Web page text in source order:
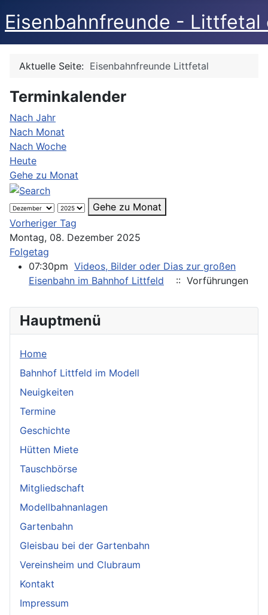
Eisenbahnfreunde - Littfetal
Aktuelle Seite: Eisenbahnfreunde Littfetal
Terminkalender
Nach Jahr
Nach Monat
Nach Woche
Heute
Gehe zu Monat
Gehe zu Monat
Vorheriger Tag
Montag, 08. Dezember 2025
Folgetag
07:30pm Videos, Bilder oder Dias zur großen
Eisenbahn im Bahnhof Littfeld
:: Vorführungen
Hauptmenü
Home
Bahnhof Littfeld im Modell
Neuigkeiten
Termine
Geschichte
Hütten Miete
Tauschbörse
Mitgliedschaft
Modellbahnanlagen
Gartenbahn
Gleisbau bei der Gartenbahn
Vereinsheim und Clubraum
Kontakt
Impressum